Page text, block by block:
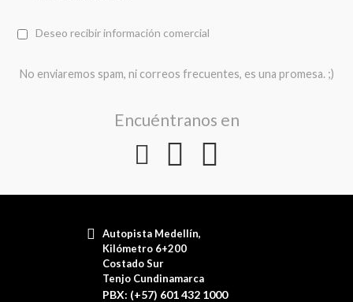
Deseo recibir información comercial
No enviaremos spam, ni correos frecuentes, es una promesa. ;)
Encuéntranos en
Autopista Medellín,
Kilómetro 6+200
Costado Sur
Tenjo Cundinamarca
PBX: (+57) 601 432 1000